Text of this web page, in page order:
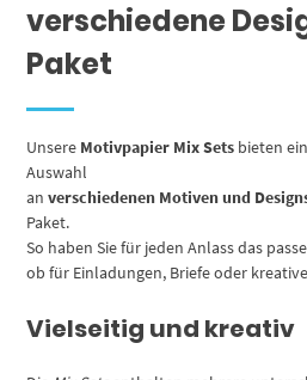
verschiedene
Paket
Unsere Motivpapier Mix Sets bieten
Auswahl
anverschiedenen Motiven und
Paket.
So haben Sie für jeden Anlass das
ob für Einladungen, Briefe oder
Vielseitig und kreativ